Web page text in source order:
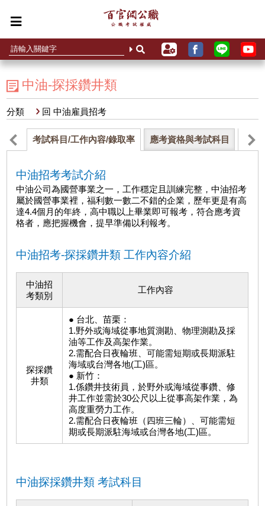
中油-探採鑽井類
分類 回 中油雇員招考
考試科目/工作內容/錄取率 應考資格與考試科目 歷
中油招考考試介紹
中油公司為國營事業之一，工作穩定且訓練完整，中油招考
屬於國營事業裡，福利數一數二不錯的企業，歷年更是有高
達4.4個月的年終，高中職以上畢業即可報考，符合應考資
格者，應把握機會，提早準備以利報考。
中油招考-探採鑽井類 工作內容介紹
中油招
考類別
工作內容
探採鑽
井類
● 台北、苗栗：
1.野外或海域從事地質測勘、物理測勘及採
油等工作及高架作業。
2.需配合日夜輪班、可能需短期或長期派駐
海域或台灣各地(工)區。
● 新竹：
1.係鑽井技術員，於野外或海域從事鑽、修
井工作並需於30公尺以上從事高架作業，為
高度重勞力工作。
2.需配合日夜輪班（四班三輪）、可能需短
期或長期派駐海域或台灣各地(工)區。
中油探採鑽井類 考試科目